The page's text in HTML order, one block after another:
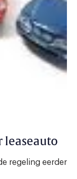
leaseauto
regeling eerder